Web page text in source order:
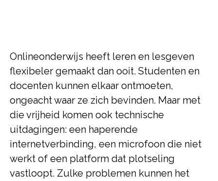
Onlineonderwijs heeft leren en lesgeven
flexibeler gemaakt dan ooit. Studenten en
docenten kunnen elkaar ontmoeten,
ongeacht waar ze zich bevinden. Maar met
die vrijheid komen ook technische
uitdagingen: een haperende
internetverbinding, een microfoon die niet
werkt of een platform dat plotseling
vastloopt. Zulke problemen kunnen het